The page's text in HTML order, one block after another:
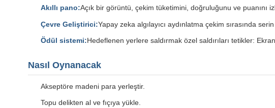
Akıllı pano:Açık bir görüntü, çekim tüketimini, doğruluğunu ve puanını
Çevre Geliştirici:Yapay zeka algılayıcı aydınlatma çekim sırasında
Ödül sistemi:Hedeflenen yerlere saldırmak özel saldırıları tetikler:
Nasıl Oynanacak
Akseptöre madeni para yerleştir.
Topu delikten al ve fıçıya yükle.